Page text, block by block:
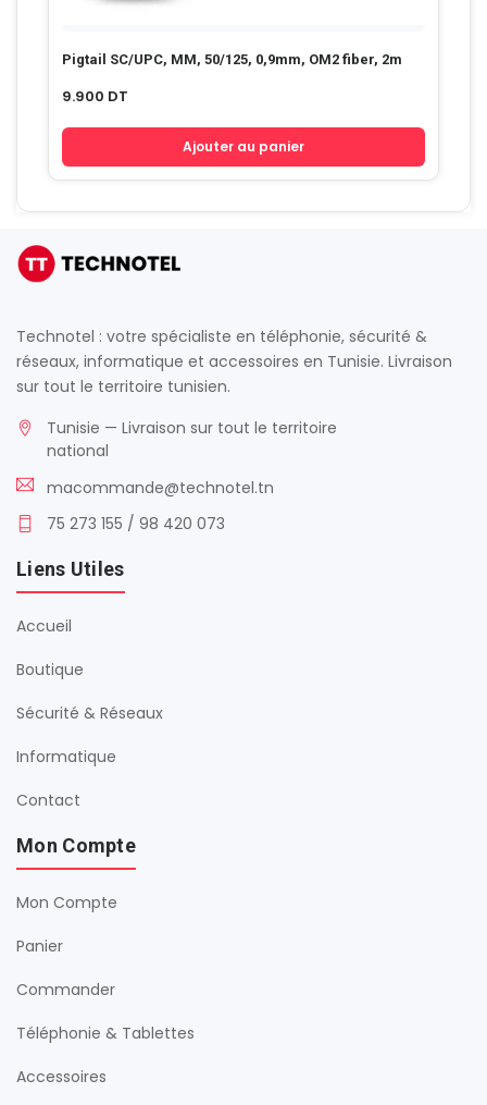
Pigtail SC/UPC, MM, 50/125, 0,9mm, OM2 fiber, 2m
9.900 DT
Ajouter au panier
Technotel : votre spécialiste en téléphonie, sécurité &
réseaux, informatique et accessoires en Tunisie. Livraison
sur tout le territoire tunisien.
Tunisie — Livraison sur tout le territoire
national
macommande@technotel.tn
75 273 155 / 98 420 073
Liens Utiles
Accueil
Boutique
Sécurité & Réseaux
Informatique
Contact
Mon Compte
Mon Compte
Panier
Commander
Téléphonie & Tablettes
Accessoires